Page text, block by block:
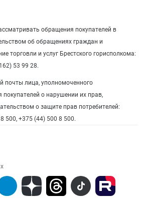
обращения покупателей в
об обращениях граждан и
торговли и услуг Брестского горисполкома:
53 99 28.
почты лица, уполномоченного
о нарушении их прав,
о защите прав потребителей:
500, +375 (44) 500 8 500.